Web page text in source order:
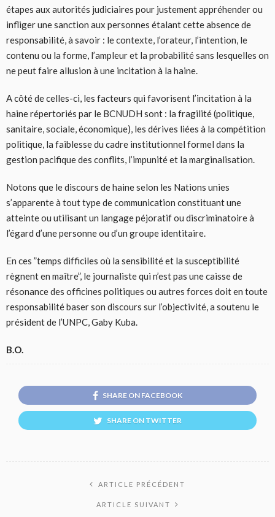
étapes aux autorités judiciaires pour justement appréhender ou
infliger une sanction aux personnes étalant cette absence de
responsabilité, à savoir : le contexte, l’orateur, l’intention, le
contenu ou la forme, l’ampleur et la probabilité sans lesquelles on
ne peut faire allusion à une incitation à la haine.
A côté de celles-ci, les facteurs qui favorisent l’incitation à la
haine répertoriés par le BCNUDH sont : la fragilité (politique,
sanitaire, sociale, économique), les dérives liées à la compétition
politique, la faiblesse du cadre institutionnel formel dans la
gestion pacifique des conflits, l’impunité et la marginalisation.
Notons que le discours de haine selon les Nations unies
s’apparente à tout type de communication constituant une
atteinte ou utilisant un langage péjoratif ou discriminatoire à
l’égard d’une personne ou d’un groupe identitaire.
En ces ”temps difficiles où la sensibilité et la susceptibilité
règnent en maître”, le journaliste qui n’est pas une caisse de
résonance des officines politiques ou autres forces doit en toute
responsabilité baser son discours sur l’objectivité, a soutenu le
président de l’UNPC, Gaby Kuba.
B.O.
SHARE ON FACEBOOK
SHARE ON TWITTER
ARTICLE PRÉCÉDENT
ARTICLE SUIVANT